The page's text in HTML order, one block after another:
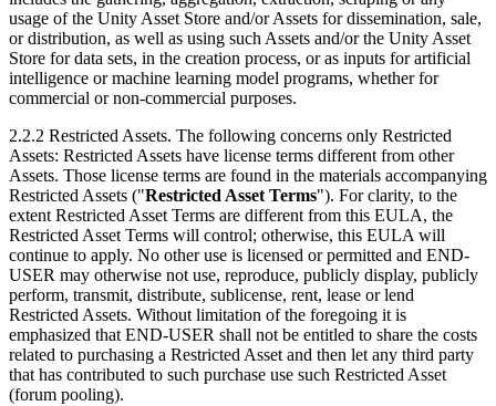
usage of the Unity Asset Store and/or Assets for dissemination, sale,
or distribution, as well as using such Assets and/or the Unity Asset
Store for data sets, in the creation process, or as inputs for artificial
intelligence or machine learning model programs, whether for
commercial or non-commercial purposes.
2.2.2 Restricted Assets. The following concerns only Restricted
Assets: Restricted Assets have license terms different from other
Assets. Those license terms are found in the materials accompanying
Restricted Assets ("Restricted Asset Terms"). For clarity, to the
extent Restricted Asset Terms are different from this EULA, the
Restricted Asset Terms will control; otherwise, this EULA will
continue to apply. No other use is licensed or permitted and END-
USER may otherwise not use, reproduce, publicly display, publicly
perform, transmit, distribute, sublicense, rent, lease or lend
Restricted Assets. Without limitation of the foregoing it is
emphasized that END-USER shall not be entitled to share the costs
related to purchasing a Restricted Asset and then let any third party
that has contributed to such purchase use such Restricted Asset
(forum pooling).